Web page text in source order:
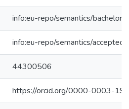
info:eu-repo/semantics/
info:eu-repo/semantics/
44300506
https://orcid.org/0000-0003-